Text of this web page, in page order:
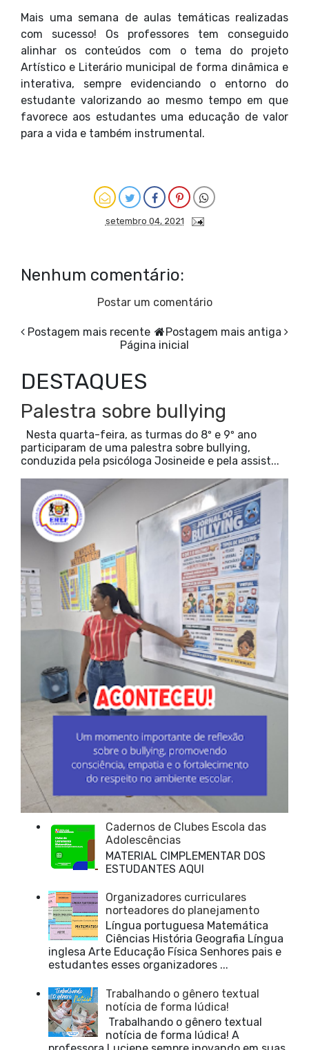
Mais uma semana de aulas temáticas realizadas
com sucesso! Os professores tem conseguido
alinhar os conteúdos com o tema do projeto
Artístico e Literário municipal de forma dinâmica e
interativa, sempre evidenciando o entorno do
estudante valorizando ao mesmo tempo em que
favorece aos estudantes uma educação de valor
para a vida e também instrumental.
setembro 04, 2021
Nenhum comentário:
Postar um comentário
Postagem mais recente
Postagem mais antiga
Página inicial
DESTAQUES
Palestra sobre bullying
Nesta quarta-feira, as turmas do 8º e 9º ano
participaram de uma palestra sobre bullying,
conduzida pela psicóloga Josineide e pela assist...
Cadernos de Clubes Escola das
Adolescências
MATERIAL CIMPLEMENTAR DOS
ESTUDANTES AQUI
Organizadores curriculares
norteadores do planejamento
Língua portuguesa Matemática
Ciências História Geografia Língua
inglesa Arte Educação Física Senhores pais e
estudantes esses organizadores ...
Trabalhando o gênero textual
notícia de forma lúdica!
Trabalhando o gênero textual
notícia de forma lúdica! A